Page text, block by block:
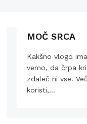
MOČ SRCA
Kakšno vlogo
vemo, da črpa
zdaleč ni vse.
koristi,…